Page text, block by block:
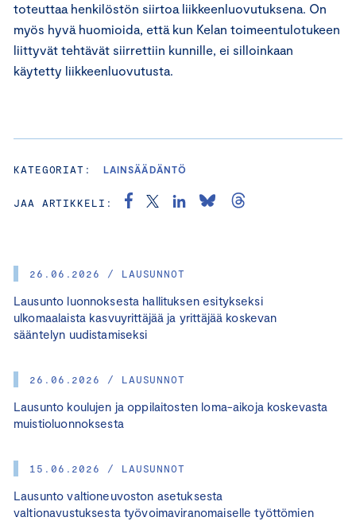
26.06.2026 / LAUSUNNOT
Lausunto luonnoksesta hallituksen esitykseksi
ulkomaalaista kasvuyrittäjää ja yrittäjää koskevan
sääntelyn uudistamiseksi
26.06.2026 / LAUSUNNOT
Lausunto koulujen ja oppilaitosten loma-aikoja koskevasta
muistioluonnoksesta
15.06.2026 / LAUSUNNOT
Lausunto valtioneuvoston asetuksesta
valtionavustuksesta työvoimaviranomaiselle työttömien
toteuttaa henkilöstön siirtoa liikkeenluovutuksena. On
myös hyvä huomioida, että kun Kelan toimeentulotukeen
liittyvät tehtävät siirrettiin kunnille, ei silloinkaan
käytetty liikkeenluovutusta.
KATEGORIAT: LAINSÄÄDÄNTÖ
JAA ARTIKKELI: